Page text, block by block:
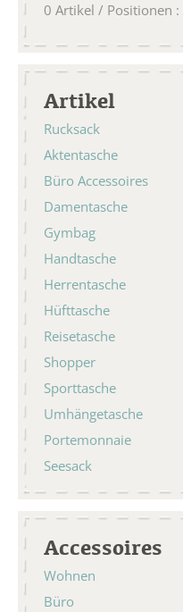
0 Artikel / Positionen :
Artikel
Rucksack
Aktentasche
Büro Accessoires
Damentasche
Gymbag
Handtasche
Herrentasche
Hüfttasche
Reisetasche
Shopper
Sporttasche
Umhängetasche
Portemonnaie
Seesack
Accessoires
Wohnen
Büro